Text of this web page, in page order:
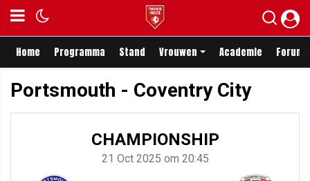
Home Programma Stand Vrouwen Academie Forum
Portsmouth - Coventry City
CHAMPIONSHIP
21 Oct 2025 om 20:45